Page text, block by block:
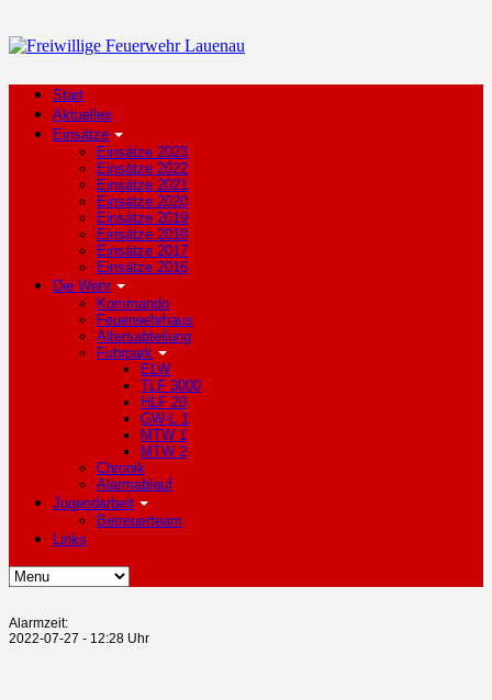
Start
Aktuelles
Einsätze
Einsätze 2023
Einsätze 2022
Einsätze 2021
Einsätze 2020
Einsätze 2019
Einsätze 2018
Einsätze 2017
Einsätze 2016
Die Wehr
Kommando
Feuerwehrhaus
Altersabteilung
Fuhrpark
ELW
TLF 3000
HLF 20
GW-L 1
MTW 1
MTW 2
Chronik
Alarmablauf
Jugendarbeit
Betreuerteam
Links
Alarmzeit:
2022-07-27 - 12:28 Uhr